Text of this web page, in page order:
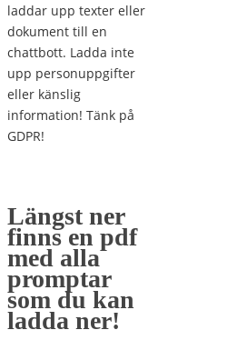
laddar upp texter eller
dokument till en
chattbott. Ladda inte
upp personuppgifter
eller känslig
information! Tänk på
GDPR!
Längst ner
finns en pdf
med alla
promptar
som du kan
ladda ner!